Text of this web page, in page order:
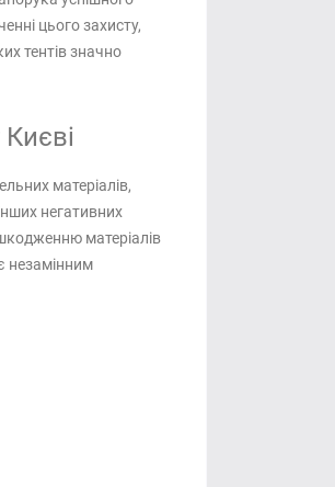
цього захисту,
тентів значно
матеріалів,
негативних
матеріалів
незамінним